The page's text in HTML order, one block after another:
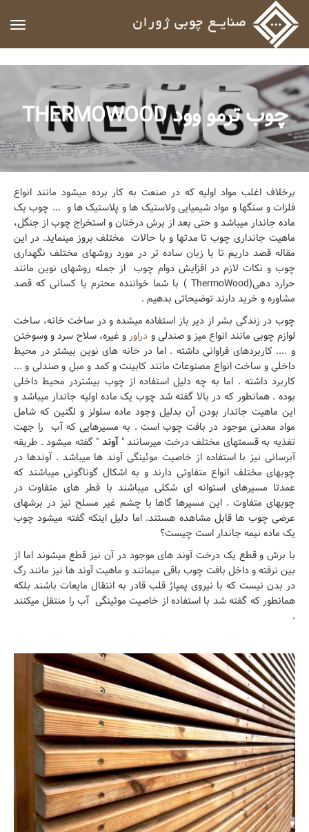
چوب ترمو وود THERMOWOOD
برخلاف اغلب مواد اولیه که در صنعت به کار برده میشود مانند انواع
فلزات و سنگها و مواد شیمیایی ولاستیک ها و پلاستیک ها و ... چوب یک
ماده جاندار میباشد و حتی بعد از برش درختان و استخراج چوب از جنگل،
ماهیت جانداری چوب تا مدتها و با حالات مختلف بروز مینماید. در این
مقاله قصد داریم تا با زبان ساده تر در مورد روشهای مختلف نگهداری
چوب و نکات لازم در افزایش دوام چوب از جمله روشهای نوین مانند
حرارد دهی(
ThermoWood
) با شما خواننده محترم یا کسانی که قصد
مشاوره و خرید دارند توضیحاتی بدهیم .
چوب در زندگی بشر از دیر باز استفاده میشده و در ساخت خانه، ساخت
لوازم چوبی مانند انواع میز و صندلی و دراورو غیره، سلاح سرد و وسوختن
و .... کاربردهای فراوانی داشته . اما در خانه های نوین بیشتر در محیط
داخلی و ساخت انواع مصنوعات مانند کابینت و کمد و مبل و صندلی و ...
کاربرد داشته . اما به چه دلیل استفاده از چوب بیشتردر محیط داخلی
بوده . همانطور که در بالا گفته شد چوب یک ماده اولیه جاندار میباشد و
این ماهیت جاندار بودن آن بدلیل وجود ماده سلولز و لگنین که شامل
مواد معدنی موجود در بافت چوب است . به مسیرهایی که آب را جهت
تغذیه به قسمتهای مختلف درخت میرسانند " آوند " گفته میشود . طریقه
آبرسانی نیز با استفاده از خاصیت موئینگی آوند ها میباشد . آوندها در
چوبهای مختلف انواع متفاوتی دارند و به اشکال گوناگونی میباشند که
عمدتا مسیرهای استوانه ای شکلی میباشند با قطر های متفاوت در
چوبهای متفاوت . این مسیرها گاها با چشم غیر مسلح نیز در برشهای
عرضی چوب ها قابل مشاهده هستند. اما دلیل اینکه گفته میشود چوب
یک ماده نیمه جاندار است چیست؟
با برش و قطع یک درخت آوند های موجود در آن نیز قطع میشوند اما از
بین نرفته و داخل بافت چوب باقی میمانند و ماهیت آوند ها نیز مانند رگ
در بدن نیست که با نیروی پمپاژ قلب قادر به انتقال مایعات باشند بلکه
همانطور که گفته شد با استفاده از خاصیت موئینگی آب را منتقل میکنند
.